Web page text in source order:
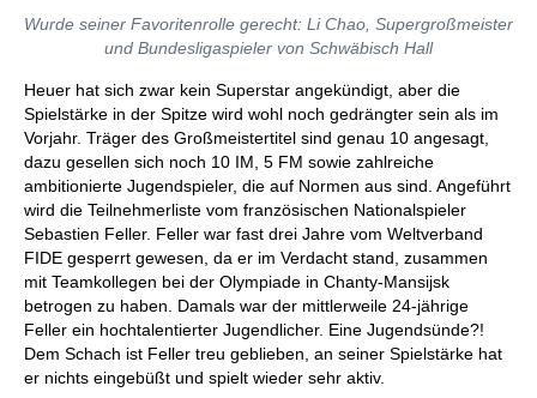
Wurde seiner Favoritenrolle gerecht: Li Chao, Supergroßmeister
und Bundesligaspieler von Schwäbisch Hall
Heuer hat sich zwar kein Superstar angekündigt, aber die
Spielstärke in der Spitze wird wohl noch gedrängter sein als im
Vorjahr. Träger des Großmeistertitel sind genau 10 angesagt,
dazu gesellen sich noch 10 IM, 5 FM sowie zahlreiche
ambitionierte Jugendspieler, die auf Normen aus sind. Angeführt
wird die Teilnehmerliste vom französischen Nationalspieler
Sebastien Feller. Feller war fast drei Jahre vom Weltverband
FIDE gesperrt gewesen, da er im Verdacht stand, zusammen
mit Teamkollegen bei der Olympiade in Chanty-Mansijsk
betrogen zu haben. Damals war der mittlerweile 24-jährige
Feller ein hochtalentierter Jugendlicher. Eine Jugendsünde?!
Dem Schach ist Feller treu geblieben, an seiner Spielstärke hat
er nichts eingebüßt und spielt wieder sehr aktiv.